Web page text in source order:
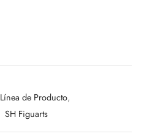
Línea de Producto,
SH Figuarts